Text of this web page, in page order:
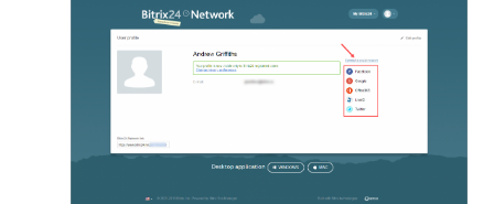
Knowledge base
Firma elettronica